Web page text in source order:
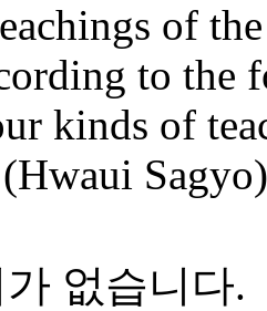
of
to the
kinds of
없습니다.